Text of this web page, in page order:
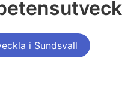
i Sundsvall